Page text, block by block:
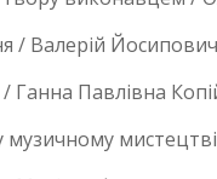
/ Валерій
Ганна Павлівна
мистецтві